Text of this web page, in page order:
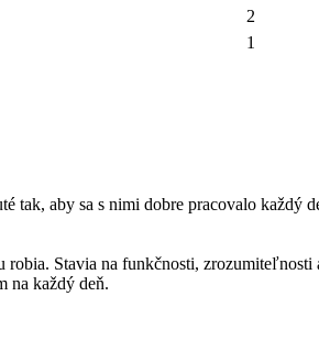
2
1
aby sa s nimi dobre pracovalo
Stavia na funkčnosti, zrozumiteľnosti
na každý deň.